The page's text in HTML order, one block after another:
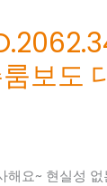
보도
해요~ 현실성